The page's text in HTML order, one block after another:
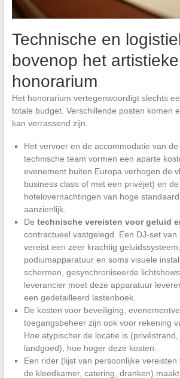
Technische en
bovenop het artistieke
honorarium
Het honorarium vertegenwoordigt slechts
totale budget. Verschillende posten komen
kan verrassend zijn.
Het vervoer en de accommodatie van
technische team vormen een aparte
evenement buiten Europa verhogen de
business class of met een privéjet) en de
hotelovernachtingen van hoge
aanzienlijk.
De technische vereisten voor geluid
contractueel vastgelegd. Een DJ-set van
vereist een zeer krachtig
podiumapparatuur en soms visuele
schermen, gesynchroniseerde
leverancier moet deze apparatuur
een gedetailleerd lastenboek.
De kosten voor beveiliging,
toegangsbeheer zijn ook voor rekening
Hoe atypischer de locatie is
landgoed), hoe hoger deze kosten.
Een rider (lijst van persoonlijke
de kleedkamer, catering, dranken)